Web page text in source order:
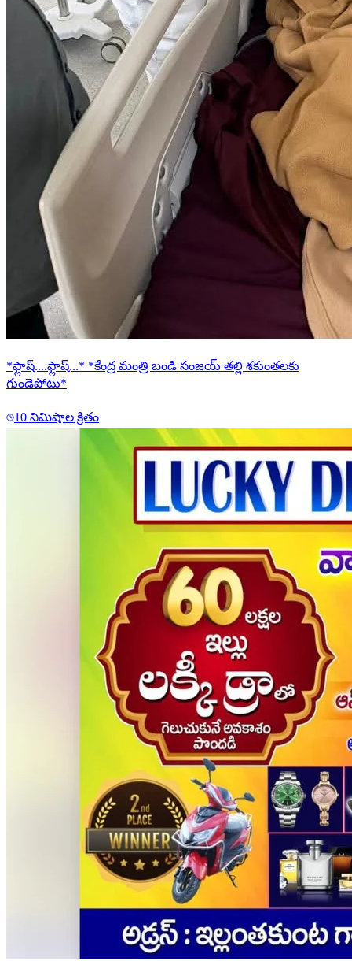
*ఫ్లాష్....ఫ్లాష్...* *కేంద్ర మంత్రి బండి సంజయ్ తల్లి శకుంతలకు
గుండెపోటు*
10 నిమిషాల క్రితం